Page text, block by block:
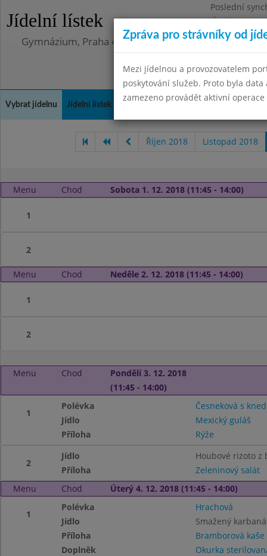
Jídelní lístek
Poslední
Úterý
Gymnázium, Praha 4, Budějovická 680
Vybrat jídelnu Jídelní lístek Kontakty a informace
Říjen 2018 Listopad 2018
Menu Chod Sobota 1. 12. 2018 (11:45 - 14:00)
1
2
Menu Chod Neděle 2. 12. 2018 (11:45 - 14:00)
1
2
Menu Chod
Pondělí 3. 12. 2018
(11:45 - 14:00)
1
Polévka
Česneková s
Jídlo
Mexický guláš
Příloha
Rýže
2
Jídlo
Houbové rizoto z
Příloha
Zeleninový salát
Menu
Chod Úterý 4. 12. 2018 (11:45 - 14:00)
1
Polévka
Hrachová
Jídlo
Smažený
Příloha
Bramborová kaše
Doplněk
Okurka
Zpráva pro strávníky od
Mezi jídelnou a provozovatelem
poskytování služeb. Proto byla
zamezeno provádět aktivní